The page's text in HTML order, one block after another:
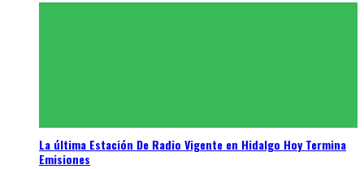
La última Estación De Radio Vigente en Hidalgo Hoy Termina
Emisiones